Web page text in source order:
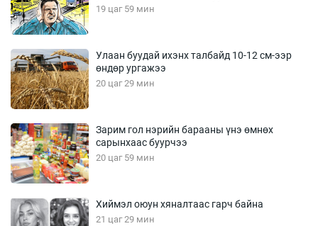
19 цаг 59 мин
Улаан буудай ихэнх талбайд 10-12 см-ээр
өндөр ургажээ
20 цаг 29 мин
Зарим гол нэрийн барааны үнэ өмнөх
сарынхаас буурчээ
20 цаг 59 мин
Хиймэл оюун хяналтаас гарч байна
21 цаг 29 мин